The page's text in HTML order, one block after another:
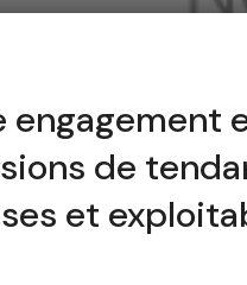
engagement
de
et